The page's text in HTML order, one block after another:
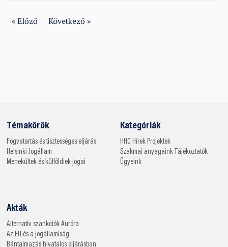
« Előző Következő »
Témakörök
Fogvatartás és tisztességes eljárás
Helsinki Jogállam
Menekültek és külföldiek jogai
Kategóriák
HHC Hírek Projektek
Szakmai anyagaink
Tájékoztatók
Ügyeink
Akták
Alternatív szankciók Auróra
Az EU és a jogállamiság
Bántalmazás hivatalos eljárásban